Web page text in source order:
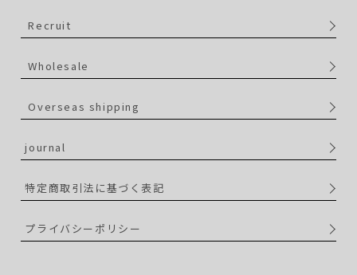
Recruit
Wholesale
Overseas shipping
journal
特定商取引法に基づく表記
プライバシーポリシー